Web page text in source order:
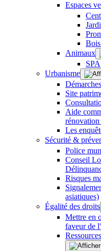
Espaces
Animaux
SPA
Urbanisme
Site
Aide
rénovation
Les
Sécurité &
Police
Conseil
Risques
asiatiques)
Égalité des droits
Mettre en
faveur de